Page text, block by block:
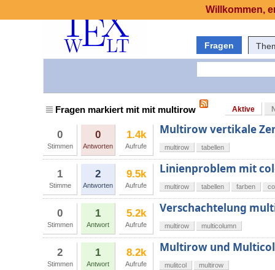
Fragen
Fragen markiert mit mit multirow Aktive
0
Stimmen
0
Antworten
1.4k
Aufrufe
Multirow vertikale
multirow tabellen
1
Stimme
2
Antworten
9.5k
Aufrufe
Linienproblem mit
multirow tabellen farben
0
Stimmen
1
Antwort
5.2k
Aufrufe
Verschachtelung
multirow multicolumn
2
Stimmen
1
Antwort
8.2k
Aufrufe
Multirow und
mulitcol multirow
Willkommen,